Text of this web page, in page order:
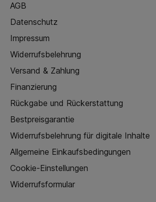
AGB
Datenschutz
Impressum
Widerrufsbelehrung
Versand & Zahlung
Finanzierung
Rückgabe und Rückerstattung
Bestpreisgarantie
Widerrufsbelehrung für digitale Inhalte
Allgemeine Einkaufsbedingungen
Cookie-Einstellungen
Widerrufsformular